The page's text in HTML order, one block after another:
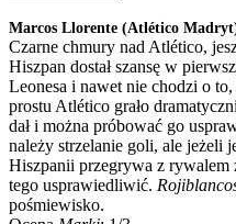
Marcos Llorente (Atlético
Czarne chmury nad Atlético,
Hiszpan dostał szansę w
Leonesa i nawet nie chodzi o to,
prostu Atlético grało
dał i można próbować go
należy strzelanie goli, ale jeżeli
Hiszpanii przegrywa z
tego usprawiedliwić.
pośmiewisko.